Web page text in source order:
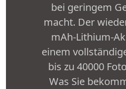
bei geringem
macht. Der
mAh-Lithium-
einem
bis zu 40000
Was Sie